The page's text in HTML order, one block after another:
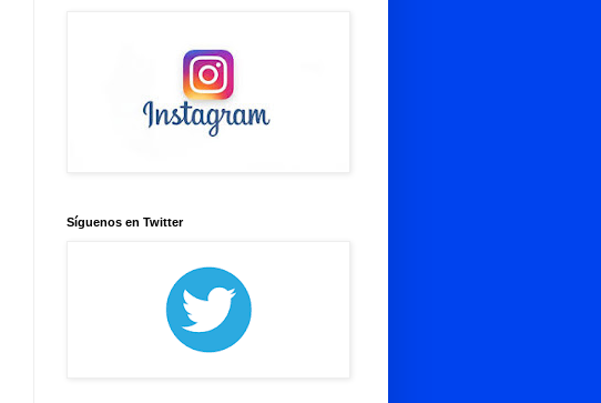
Síguenos en Twitter